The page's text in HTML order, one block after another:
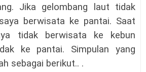
Jika gelombang laut tidak
berwisata ke pantai. Saat
tidak berwisata ke kebun
ke pantai. Simpulan yang
sebagai berikut.. .